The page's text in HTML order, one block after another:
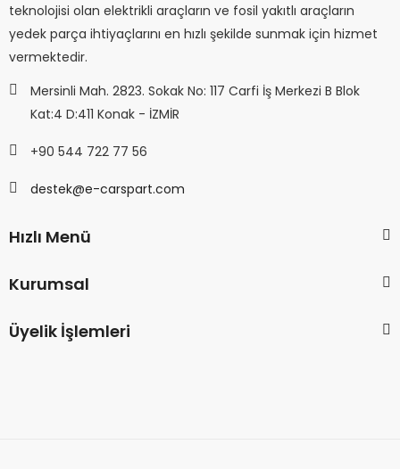
teknolojisi olan elektrikli araçların ve fosil yakıtlı araçların
yedek parça ihtiyaçlarını en hızlı şekilde sunmak için hizmet
vermektedir.
Mersinli Mah. 2823. Sokak No: 117 Carfi İş Merkezi B Blok
Kat:4 D:411 Konak - İZMİR
+90 544 722 77 56
destek@e-carspart.com
Hızlı Menü
Kurumsal
Üyelik İşlemleri